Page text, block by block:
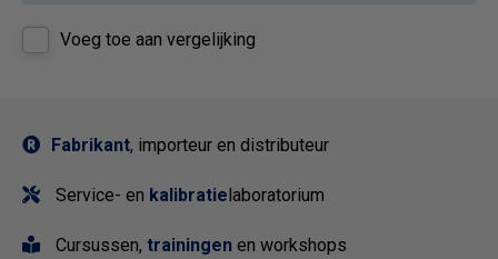
Voeg toe aan vergelijking
Fabrikant, importeur en distributeur
Service- en kalibratielaboratorium
Cursussen, trainingen en workshops